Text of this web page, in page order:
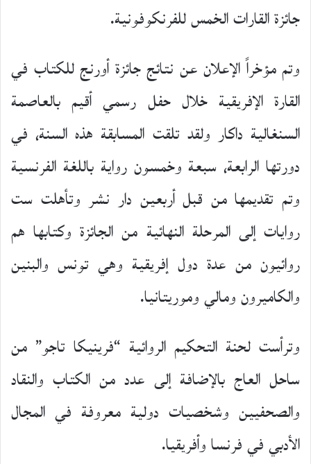
جائزة القارات الخمس للفرنكوفونية.
وتم مؤخراً الإعلان عن نتائج جائزة أورنج للكتاب في
القارة الإفريقية خلال حفل رسمي أقيم بالعاصمة
السنغالية داكار ولقد تلقت المسابقة هذه السنة، في
دورتها الرابعة، سبعة وخمسون رواية باللغة الفرنسية
وتم تقديمها من قبل أربعين دار نشر وتأهلت ست
روايات إلى المرحلة النهائية من الجائزة وكتابها هم
روائيون من عدة دول إفريقية وهي تونس والبنين
والكاميرون ومالي وموريتانيا.
وترأست لحنة التحكيم الروائية “فرينيكا تاجو” من
ساحل العاج بالإضافة إلى عدد من الكتاب والنقاد
والصحفيين وشخصيات دولية معروفة في المجال
الأدبي في فرنسا وأفريقيا.